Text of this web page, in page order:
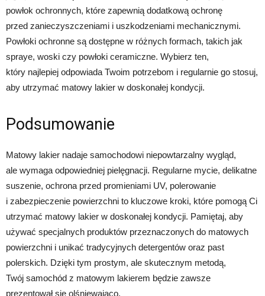
powłok ochronnych, które zapewnią dodatkową ochronę
przed zanieczyszczeniami i uszkodzeniami mechanicznymi.
Powłoki ochronne są dostępne w różnych formach, takich jak
spraye, woski czy powłoki ceramiczne. Wybierz ten,
który najlepiej odpowiada Twoim potrzebom i regularnie go stosuj,
aby utrzymać matowy lakier w doskonałej kondycji.
Podsumowanie
Matowy lakier nadaje samochodowi niepowtarzalny wygląd,
ale wymaga odpowiedniej pielęgnacji. Regularne mycie, delikatne
suszenie, ochrona przed promieniami UV, polerowanie
i zabezpieczenie powierzchni to kluczowe kroki, które pomogą Ci
utrzymać matowy lakier w doskonałej kondycji. Pamiętaj, aby
używać specjalnych produktów przeznaczonych do matowych
powierzchni i unikać tradycyjnych detergentów oraz past
polerskich. Dzięki tym prostym, ale skutecznym metodą,
Twój samochód z matowym lakierem będzie zawsze
prezentował się olśniewająco.